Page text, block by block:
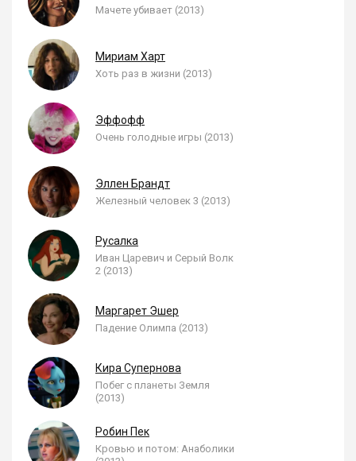
Мачете убивает (2013)
Мириам Харт
Хоть раз в жизни (2013)
Эффофф
Очень голодные игры (2013)
Эллен Брандт
Железный человек 3 (2013)
Русалка
Иван Царевич и Серый Волк
2 (2013)
Маргарет Эшер
Падение Олимпа (2013)
Кира Супернова
Побег с планеты Земля
(2013)
Робин Пек
Кровью и потом: Анаболики